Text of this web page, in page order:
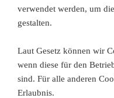
verwendet werden, um
gestalten.
Laut Gesetz können wir
wenn diese für den
sind. Für alle anderen
Erlaubnis.